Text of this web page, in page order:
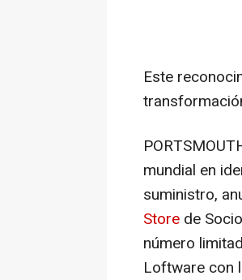
Este
mundial en
suministro,
Store de
número
Loftware con